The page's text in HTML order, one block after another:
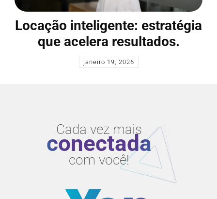
Locação inteligente: estratégia
que acelera resultados.
janeiro 19, 2026
Cada vez mais
conectada
com você!